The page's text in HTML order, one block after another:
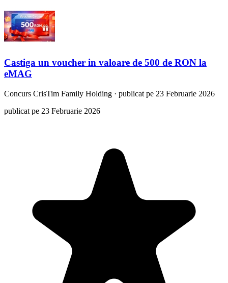
Castiga un voucher in valoare de 500 de RON la
eMAG
Concurs CrisTim Family Holding · publicat pe 23 Februarie 2026
publicat pe 23 Februarie 2026